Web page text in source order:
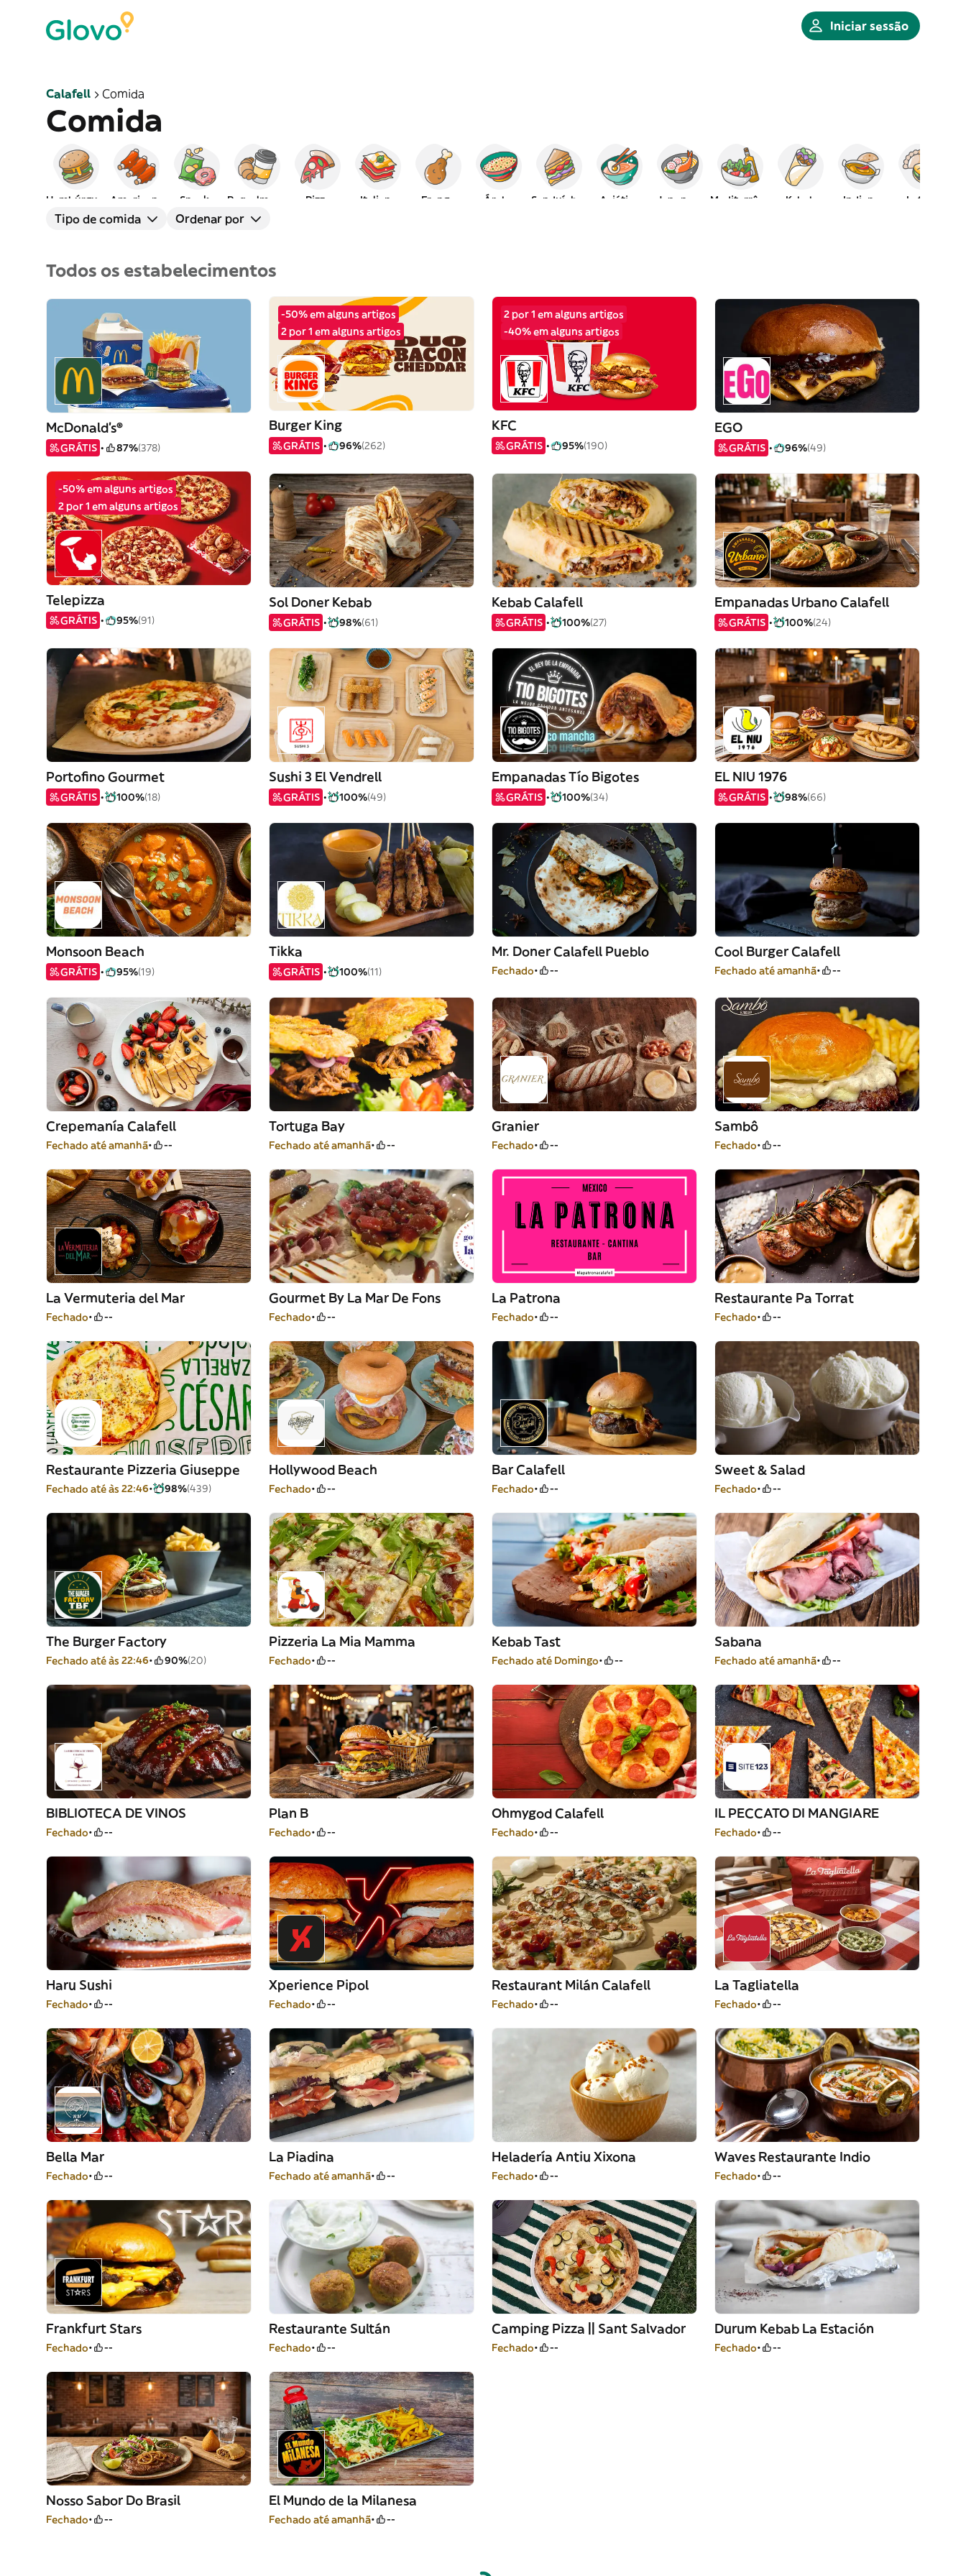
Iniciar sessão
Calafell Comida
Comida
Americana Snacks Peq. almoço Pizza Italiana Frango Árabe Sanduíches Asiática Japonesa Kebab Indiana Latina
Tipo de comida Ordenar por
Todos os estabelecimentos
McDonald's®
GRÁTIS 87%(378)
-50% em alguns artigos
2 por 1 em alguns artigos
Burger King
GRÁTIS 96%(262)
2 por 1 em alguns artigos
-40% em alguns artigos
KFC
GRÁTIS 95%(190)
EGO
GRÁTIS 96%(49)
-50% em alguns artigos
2 por 1 em alguns artigos
Telepizza
GRÁTIS 95%(91)
Sol Doner Kebab
GRÁTIS 98%(61)
Kebab Calafell
GRÁTIS 100%(27)
Empanadas Urbano Calafell
GRÁTIS 100%(24)
Portofino Gourmet
GRÁTIS 100%(18)
Sushi 3 El Vendrell
GRÁTIS 100%(49)
Empanadas Tío Bigotes
GRÁTIS 100%(34)
EL NIU 1976
GRÁTIS 98%(66)
Monsoon Beach
GRÁTIS 95%(19)
Tikka
GRÁTIS 100%(11)
Mr. Doner Calafell Pueblo
Fechado --
Cool Burger Calafell
Fechado até amanhã --
Crepemanía Calafell
Fechado até amanhã --
Tortuga Bay
Fechado até amanhã --
Granier
Fechado --
Sambô
Fechado --
La Vermuteria del Mar
Fechado --
Gourmet By La Mar De Fons
Fechado --
La Patrona
Fechado --
Restaurante Pa Torrat
Fechado --
Restaurante Pizzeria Giuseppe
Fechado até às 22:46 98%(439)
Hollywood Beach
Fechado --
Bar Calafell
Fechado --
Sweet & Salad
Fechado --
The Burger Factory
Fechado até às 22:46 90%(20)
Pizzeria La Mia Mamma
Fechado --
Kebab Tast
Fechado até Domingo --
Sabana
Fechado até amanhã --
BIBLIOTECA DE VINOS
Fechado --
Plan B
Fechado --
Ohmygod Calafell
Fechado --
IL PECCATO DI MANGIARE
Fechado --
Haru Sushi
Fechado --
Xperience Pipol
Fechado --
Restaurant Milán Calafell
Fechado --
La Tagliatella
Fechado --
Bella Mar
Fechado --
La Piadina
Fechado até amanhã --
Heladería Antiu Xixona
Fechado --
Waves Restaurante Indio
Fechado --
Frankfurt Stars
Fechado --
Restaurante Sultán
Fechado --
Camping Pizza || Sant Salvador
Fechado --
Durum Kebab La Estación
Fechado --
Nosso Sabor Do Brasil
Fechado --
El Mundo de la Milanesa
Fechado até amanhã --